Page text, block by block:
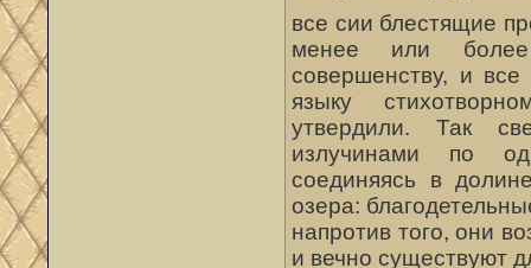
все сии блестящие
менее или
совершенству, и
языку
утвердили. Так
излучинами по
соединяясь в
озера:
напротив того, они
и вечно существуют